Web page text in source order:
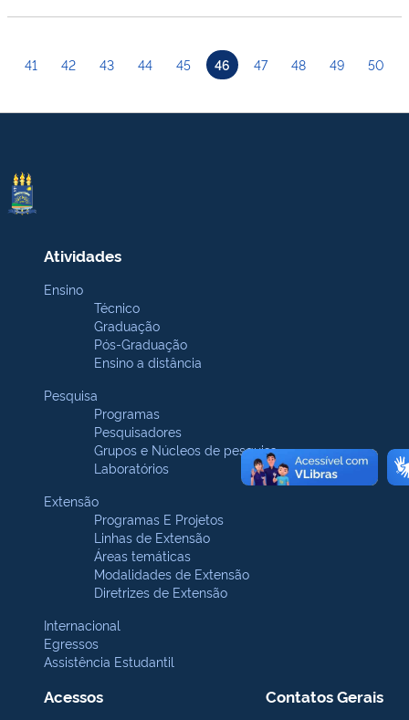
41 42 43 44 45 46 47 48 49 50
Atividades
Ensino
Técnico
Graduação
Pós-Graduação
Ensino a distância
Pesquisa
Programas
Pesquisadores
Grupos e Núcleos de pesquisa
Laboratórios
Extensão
Programas E Projetos
Linhas de Extensão
Áreas temáticas
Modalidades de Extensão
Diretrizes de Extensão
Internacional
Egressos
Assistência Estudantil
Acessos Contatos Gerais